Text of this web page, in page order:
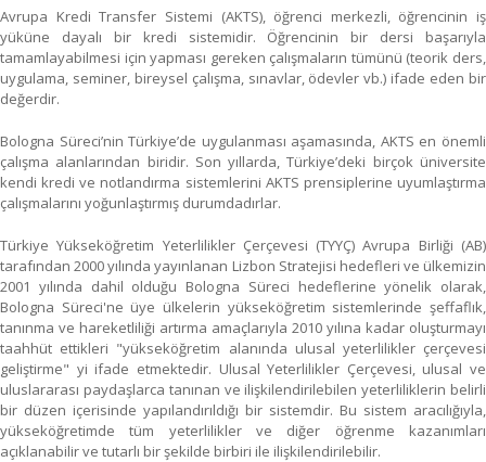
Avrupa Kredi Transfer Sistemi (AKTS), öğrenci merkezli, öğrencinin iş
yüküne dayalı bir kredi sistemidir. Öğrencinin bir dersi başarıyla
tamamlayabilmesi için yapması gereken çalışmaların tümünü (teorik ders,
uygulama, seminer, bireysel çalışma, sınavlar, ödevler vb.) ifade eden bir
değerdir.
Bologna Süreci’nin Türkiye’de uygulanması aşamasında, AKTS en önemli
çalışma alanlarından biridir. Son yıllarda, Türkiye’deki birçok üniversite
kendi kredi ve notlandırma sistemlerini AKTS prensiplerine uyumlaştırma
çalışmalarını yoğunlaştırmış durumdadırlar.
Türkiye Yükseköğretim Yeterlilikler Çerçevesi (TYYÇ) Avrupa Birliği (AB)
tarafından 2000 yılında yayınlanan Lizbon Stratejisi hedefleri ve ülkemizin
2001 yılında dahil olduğu Bologna Süreci hedeflerine yönelik olarak,
Bologna Süreci'ne üye ülkelerin yükseköğretim sistemlerinde şeffaflık,
tanınma ve hareketliliği artırma amaçlarıyla 2010 yılına kadar oluşturmayı
taahhüt ettikleri "yükseköğretim alanında ulusal yeterlilikler çerçevesi
geliştirme" yi ifade etmektedir. Ulusal Yeterlilikler Çerçevesi, ulusal ve
uluslararası paydaşlarca tanınan ve ilişkilendirilebilen yeterliliklerin belirli
bir düzen içerisinde yapılandırıldığı bir sistemdir. Bu sistem aracılığıyla,
yükseköğretimde tüm yeterlilikler ve diğer öğrenme kazanımları
açıklanabilir ve tutarlı bir şekilde birbiri ile ilişkilendirilebilir.